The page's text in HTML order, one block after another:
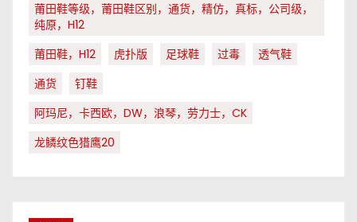
莆田鞋等级，莆田鞋区别，通货，精仿，真标，公司级，
纯原，H12
莆田鞋，H12
虎扑版 足球鞋 过毒
透气鞋
通货
钉鞋
阿玛尼，卡西欧，DW，浪琴，劳力士，CK
龙鳞纹色猎鹰20